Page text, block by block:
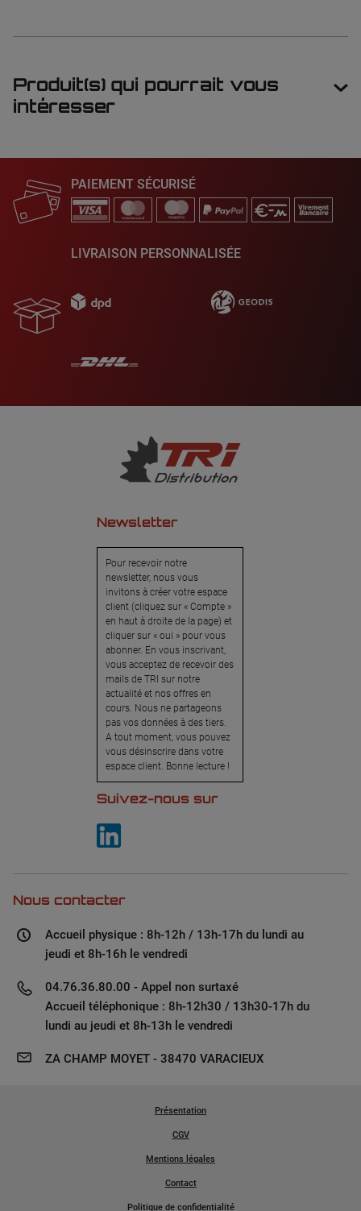
Produit(s) qui pourrait vous
intéresser
PAIEMENT SÉCURISÉ
LIVRAISON PERSONNALISÉE
Newsletter
Pour recevoir notre
newsletter, nous vous
invitons à créer votre espace
client (cliquez sur « Compte »
en haut à droite de la page) et
cliquer sur « oui » pour vous
abonner. En vous inscrivant,
vous acceptez de recevoir des
mails de TRI sur notre
actualité et nos offres en
cours. Nous ne partageons
pas vos données à des tiers.
A tout moment, vous pouvez
vous désinscrire dans votre
espace client. Bonne lecture !
Suivez-nous sur
Nous contacter
Accueil physique : 8h-12h / 13h-17h du lundi au
jeudi et 8h-16h le vendredi
04.76.36.80.00 - Appel non surtaxé
Accueil téléphonique : 8h-12h30 / 13h30-17h du
lundi au jeudi et 8h-13h le vendredi
ZA CHAMP MOYET - 38470 VARACIEUX
Présentation
CGV
Mentions légales
Contact
Politique de confidentialité